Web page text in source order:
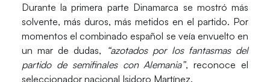
Durante la primera parte Dinamarca se mostró más
solvente, más duros, más metidos en el partido. Por
momentos el combinado español se veía envuelto en
un mar de dudas,
“azotados por los fantasmas del
partido de semifinales con Alemania”, reconoce el
seleccionador nacional Isidoro Martínez.